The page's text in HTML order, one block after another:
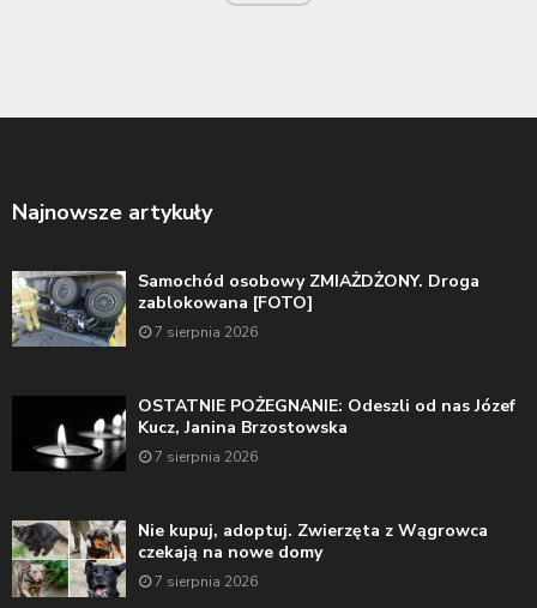
Najnowsze artykuły
Samochód osobowy ZMIAŻDŻONY. Droga
zablokowana [FOTO]
7 sierpnia 2026
OSTATNIE POŻEGNANIE: Odeszli od nas Józef
Kucz, Janina Brzostowska
7 sierpnia 2026
Nie kupuj, adoptuj. Zwierzęta z Wągrowca
czekają na nowe domy
7 sierpnia 2026